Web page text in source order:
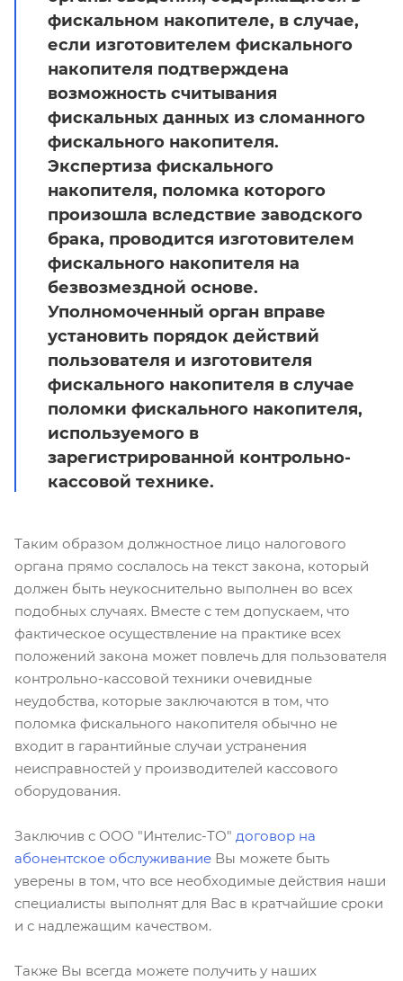
фискальном накопителе, в случае,
если изготовителем фискального
накопителя подтверждена
возможность считывания
фискальных данных из сломанного
фискального накопителя.
Экспертиза фискального
накопителя, поломка которого
произошла вследствие заводского
брака, проводится изготовителем
фискального накопителя на
безвозмездной основе.
Уполномоченный орган вправе
установить порядок действий
пользователя и изготовителя
фискального накопителя в случае
поломки фискального накопителя,
используемого в
зарегистрированной контрольно-
кассовой технике.
Таким образом должностное лицо налогового
органа прямо сослалось на текст закона, который
должен быть неукоснительно выполнен во всех
подобных случаях. Вместе с тем допускаем, что
фактическое осуществление на практике всех
положений закона может повлечь для пользователя
контрольно-кассовой техники очевидные
неудобства, которые заключаются в том, что
поломка фискального накопителя обычно не
входит в гарантийные случаи устранения
неисправностей у производителей кассового
оборудования.
Заключив с ООО "Интелис-ТО" договор на
абонентское обслуживание Вы можете быть
уверены в том, что все необходимые действия наши
специалисты выполнят для Вас в кратчайшие сроки
и с надлежащим качеством.
Также Вы всегда можете получить у наших